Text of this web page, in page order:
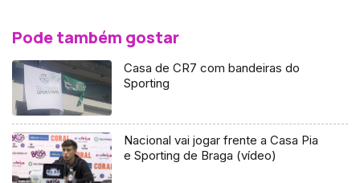
Pode também gostar
Casa de CR7 com bandeiras do
Sporting
Nacional vai jogar frente a Casa Pia
e Sporting de Braga (vídeo)